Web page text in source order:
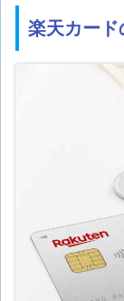
楽天カード